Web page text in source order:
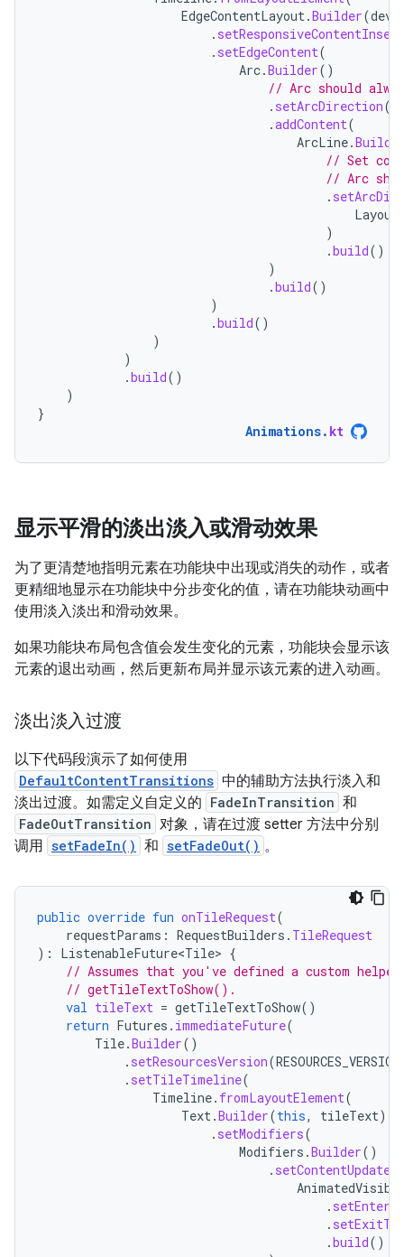
EdgeContentLayout.Builder(
.
. setEdgeContent(
Arc.Builder()
// Arc should
. setArcDirection(
.addContent(
ArcLine.
// Set
// Arc
.
)
.build()
)
.build()
)
.build()
)
)
.build()
)
}
Animations. kt
显示平滑的淡出淡入或滑动效果
为了更清楚地指明元素在功能块中出现或消失的动作，或者
更精细地显示在功能块中分步变化的值，请在功能块动画中
使用淡入淡出和滑动效果。
如果功能块布局包含值会发生变化的元素，功能块会显示该
元素的退出动画，然后更新布局并显示该元素的进入动画。
淡出淡入过渡
以下代码段演示了如何使用
DefaultContentTransitions 中的辅助方法执行淡入和
淡出过渡。如需定义自定义的 FadeInTransition 和
FadeOutTransition 对象，请在过渡 setter 方法中分别
调用 setFadeIn() 和 setFadeOut() 。
public override fun onTileRequest(
requestParams : RequestBuilders . TileRequest
):
ListenableFuture<Tile> {
// Assumes that you've defined a custom
// getTileTextToShow().
val tileText = getTileTextToShow()
return Futures . immediateFuture(
Tile.Builder()
. setResourcesVersion(RESOURCES_VERSION
. setTileTimeline(
Timeline. fromLayoutElement(
Text.Builder(this, tileText)
. setModifiers(
Modifiers .Builder()
.
.
.
.build()